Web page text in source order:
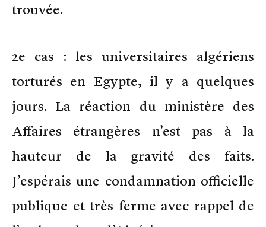
trouvée.
2e cas : les universitaires algériens
torturés en Egypte, il y a quelques
jours. La réaction du ministère des
Affaires étrangères n’est pas à la
hauteur de la gravité des faits.
J’espérais une condamnation officielle
publique et très ferme avec rappel de